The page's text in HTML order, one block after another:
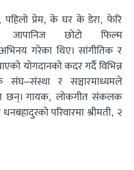
पहिलो प्रेम, के घर के डेरा, फेरि
जापानिज छोटो फिल्म
गरेका थिए। सांगीतिक र
योगदानको कदर गर्दै विभिन्न
संघ–संस्था र सञ्चारमाध्यमले
छन्। गायक, लोकगीत संकलक
परिवारमा श्रीमती, २